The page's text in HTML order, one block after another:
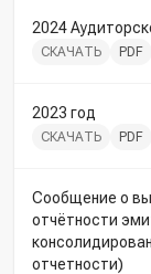
2024
СКАЧАТЬ PDF
2023 год
СКАЧАТЬ PDF
Сообщение о
отчётности
отчетности)